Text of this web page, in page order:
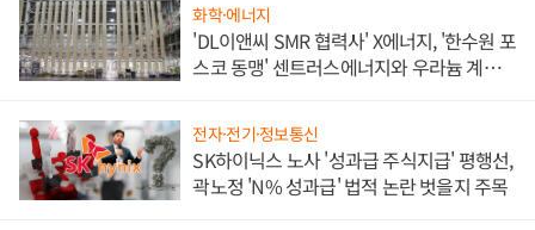
화학·에너지
'DL이앤씨 SMR 협력사' X에너지, '한수원 포
스코 동맹' 센트러스에너지와 우라늄 계약
전자·전기·정보통신
SK하이닉스 노사 '성과급 주식지급' 평행선,
곽노정 'N% 성과급' 법적 논란 벗을지 주목